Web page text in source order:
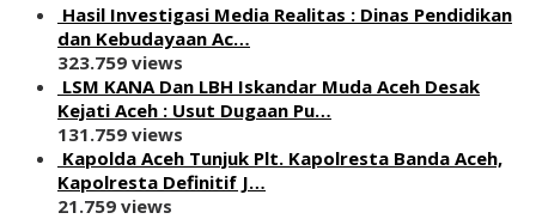
Hasil Investigasi Media Realitas : ‎Dinas Pendidikan
dan Kebudayaan Ac…
323.759 views
LSM KANA Dan LBH Iskandar Muda Aceh Desak
Kejati Aceh : Usut Dugaan Pu…
131.759 views
Kapolda Aceh Tunjuk Plt. Kapolresta Banda Aceh,
Kapolresta Definitif J…
21.759 views